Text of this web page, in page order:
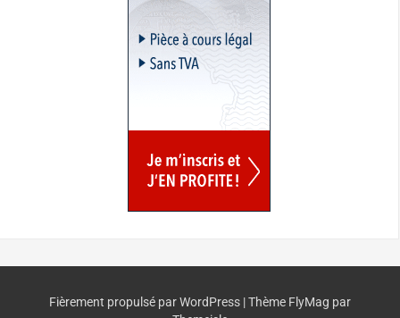
Fièrement propulsé par WordPress |Thème FlyMag par